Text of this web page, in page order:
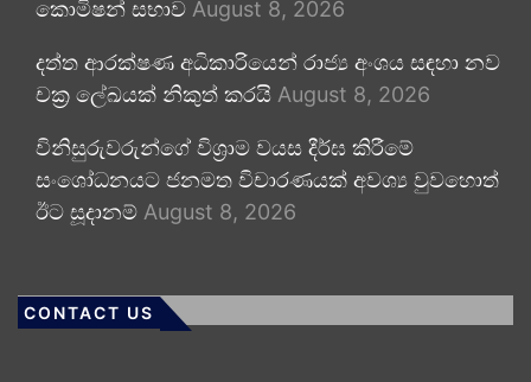
කොමිෂන් සභාව August 8, 2026
දත්ත ආරක්ෂණ අධිකාරියෙන් රාජ්‍ය අංශය සඳහා නව
චක්‍ර ලේඛයක් නිකුත් කරයි August 8, 2026
විනිසුරුවරුන්ගේ විශ්‍රාම වයස දීර්ඝ කිරීමේ
සංශෝධනයට ජනමත විචාරණයක් අවශ්‍ය වුවහොත්
ඊට සූදානම් August 8, 2026
CONTACT US